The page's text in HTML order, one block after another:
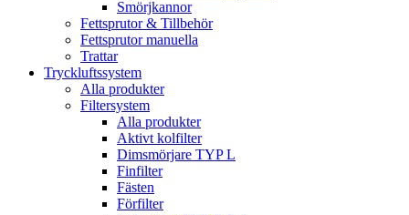
Smörjkannor
Fettsprutor & Tillbehör
Fettsprutor manuella
Trattar
Tryckluftssystem
Alla produkter
Filtersystem
Alla produkter
Aktivt kolfilter
Dimsmörjare TYP L
Finfilter
Fästen
Förfilter